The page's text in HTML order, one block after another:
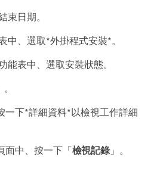
束日期。
中、選取*外掛程式安裝*。
能表中、選取安裝狀態。
一下*詳細資料*以檢視工作詳細
面中、按一下「檢視記錄 」。